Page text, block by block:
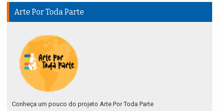
Arte Por Toda Parte
Conheça um pouco do projeto Arte Por Toda Parte